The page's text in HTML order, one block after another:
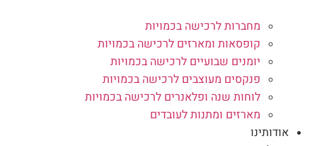
מחברות לרכישה בכמויות
קופסאות ומארזים לרכישה בכמויות
יומנים שבועיים לרכישה בכמויות
פנקסים מעוצבים לרכישה בכמויות
לוחות שנה ופלאנרים לרכישה בכמויות
מארזים ומתנות לעובדים
אודותינו